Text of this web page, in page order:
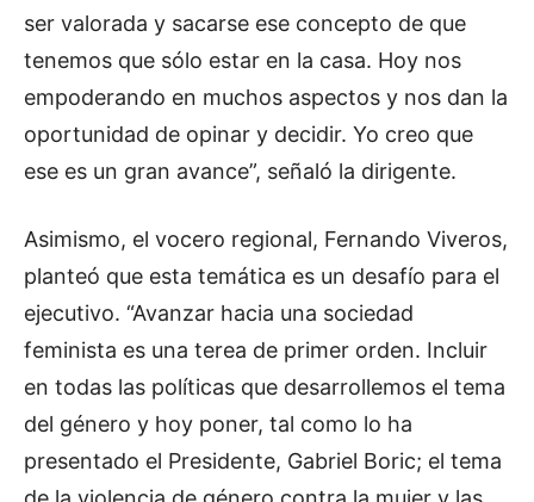
ser valorada y sacarse ese concepto de que
tenemos que sólo estar en la casa. Hoy nos
empoderando en muchos aspectos y nos dan la
oportunidad de opinar y decidir. Yo creo que
ese es un gran avance”, señaló la dirigente.
Asimismo, el vocero regional, Fernando Viveros,
planteó que esta temática es un desafío para el
ejecutivo. “Avanzar hacia una sociedad
feminista es una terea de primer orden. Incluir
en todas las políticas que desarrollemos el tema
del género y hoy poner, tal como lo ha
presentado el Presidente, Gabriel Boric; el tema